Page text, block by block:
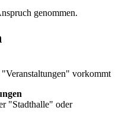
genommen.
vorkommt
"Stadthalle" oder